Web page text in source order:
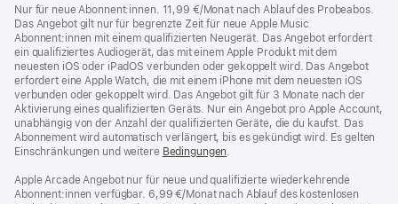
Nur für neue Abonnent:innen. 11,99 €/Monat nach Ablauf des Probeabos.
Das Angebot gilt nur für begrenzte Zeit für neue Apple Music
Abonnent:innen mit einem qualifizierten Neugerät. Das Angebot erfordert
ein qualifiziertes Audiogerät, das mit einem Apple Produkt mit dem
neuesten iOS oder iPadOS verbunden oder gekoppelt wird. Das Angebot
erfordert eine Apple Watch, die mit einem iPhone mit dem neuesten iOS
verbunden oder gekoppelt wird. Das Angebot gilt für 3 Monate nach der
Aktivierung eines qualifizierten Geräts. Nur ein Angebot pro Apple Account,
unabhängig von der Anzahl der qualifizierten Geräte, die du kaufst. Das
Abonnement wird automatisch verlängert, bis es gekündigt wird. Es gelten
Einschränkungen und weitere Bedingungen
Apple Arcade Angebot nur für neue und qualifizierte wiederkehrende
Abonnent:innen verfügbar. 6,99 €/Monat nach Ablauf des kostenlosen